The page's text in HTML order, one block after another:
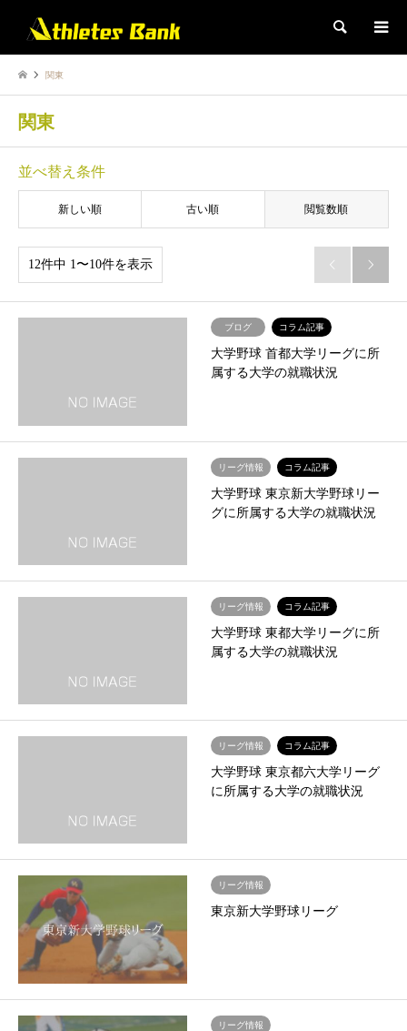
検索
関東
関東
並べ替え条件
新しい順 古い順 閲覧数順
12件中 1〜10件を表示  
ブログ コラム記事
大学野球 首都大学リーグに所
属する大学の就職状況
リーグ情報 コラム記事
大学野球 東京新大学野球リー
グに所属する大学の就職状況
リーグ情報 コラム記事
大学野球 東都大学リーグに所
属する大学の就職状況
リーグ情報 コラム記事
大学野球 東京都六大学リーグ
に所属する大学の就職状況
リーグ情報
東京新大学野球リーグ
リーグ情報